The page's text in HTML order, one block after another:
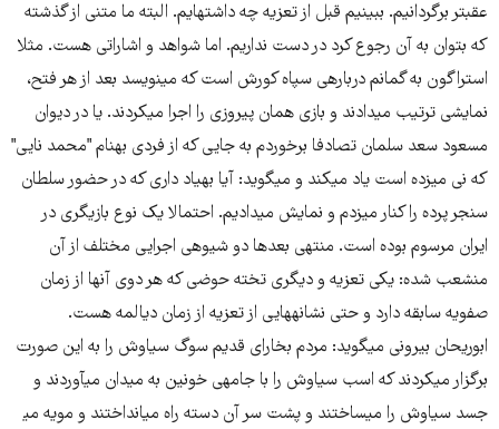
عقب​تر برگردانیم. ببینیم قبل از تعزیه چه داشته​ایم. البته ما متنی از گذشته
که بتوان به آن رجوع کرد در دست نداریم. اما شواهد و اشاراتی هست. مثلا
استراگون به گمانم درباره​ی سپاه کورش است که می​نویسد بعد از هر فتح،
نمایشی ترتیب می​دادند و بازی همان پیروزی را اجرا می​کردند. یا در دیوان
مسعود سعد سلمان تصادفا برخوردم به جایی که از فردی به​نام "محمد نایی"
که نی می​زده است یاد می​کند و می​گوید: آیا به​یاد داری که در حضور سلطان
سنجر پرده را کنار می​زدم و نمایش می​دادیم. احتمالا یک نوع بازیگری در
ایران مرسوم بوده است. منتهی بعدها دو شیوه​ی اجرایی مختلف از آن
منشعب شده: یکی تعزیه و دیگری تخته حوضی که هر دوی آنها از زمان
صفویه سابقه دارد و حتی نشانه​هایی از تعزیه از زمان دیالمه هست.
ابوریحان بیرونی می​گوید: مردم بخارای قدیم سوگ سیاوش را به این صورت
برگزار می​کردند که اسب سیاوش را با جامه​ی خونین به میدان می​آوردند و
جسد سیاوش را می​ساختند و پشت سر آن دسته راه می​انداختند و مویه می​